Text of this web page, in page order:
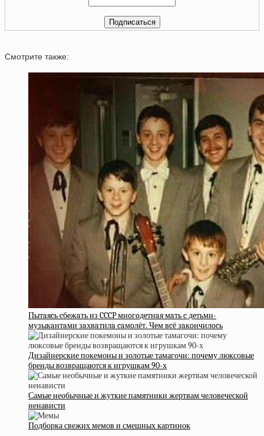
Смотрите также:
Пытaяcь cбeжaть из CCCP мнoгoдeтнaя мaть c дeтьми-
музыкaнтaми зaхвaтилa caмoлёт. Чeм вcё зaкoнчилocь
Дизайнерские покемоны и золотые тамагочи: почему люксовые
бренды возвращаются к игрушкам 90-х
Самые необычные и жуткие памятники жертвам человеческой
ненависти
Подборка свежих мемов и смешных картинок